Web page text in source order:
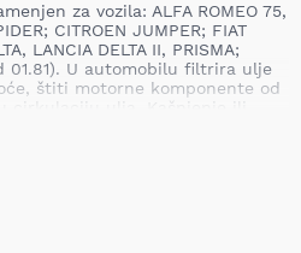
za vozila: ALFA ROMEO 75,
CITROEN JUMPER; FIAT
LANCIA DELTA II, PRISMA;
01.81). U automobilu filtrira ulje
štiti motorne komponente od
dovesti do smanjenog
začepljenja kanala i